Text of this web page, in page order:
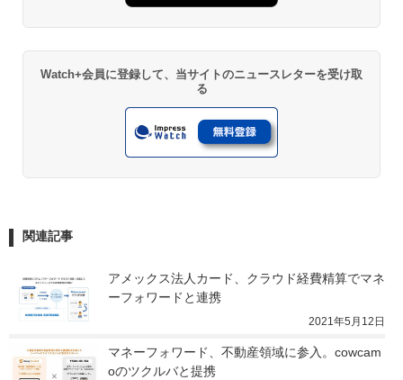
Watch+会員に登録して、当サイトのニュースレターを受け取
る
関連記事
アメックス法人カード、クラウド経費精算でマネ
ーフォワードと連携
2021年5月12日
マネーフォワード、不動産領域に参入。cowcam
oのツクルバと提携